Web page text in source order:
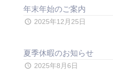
年末年始のご案内
2025年12月25日
夏季休暇のお知らせ
2025年8月6日